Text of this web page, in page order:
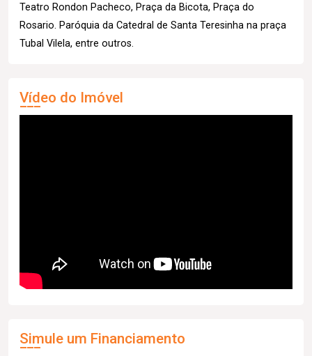
Teatro Rondon Pacheco, Praça da Bicota, Praça do
Rosario. Paróquia da Catedral de Santa Teresinha na praça
Tubal Vilela, entre outros.
Vídeo do Imóvel
Simule um Financiamento